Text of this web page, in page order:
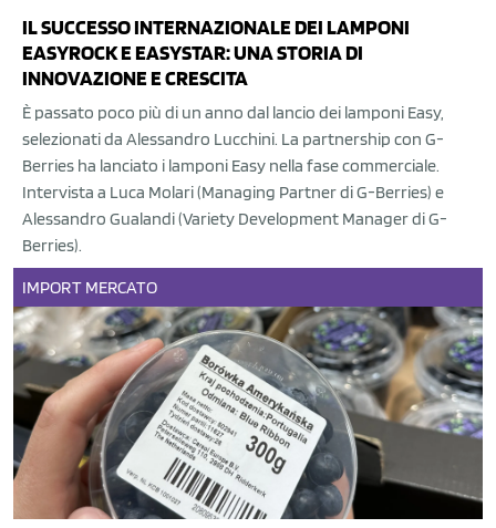
IL SUCCESSO INTERNAZIONALE DEI LAMPONI
EASYROCK E EASYSTAR: UNA STORIA DI
INNOVAZIONE E CRESCITA
È passato poco più di un anno dal lancio dei lamponi Easy,
selezionati da Alessandro Lucchini. La partnership con G-
Berries ha lanciato i lamponi Easy nella fase commerciale.
Intervista a Luca Molari (Managing Partner di G-Berries) e
Alessandro Gualandi (Variety Development Manager di G-
Berries).
IMPORT MERCATO